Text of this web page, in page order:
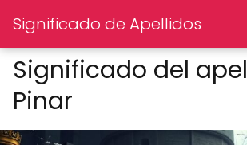
Significado de Apellidos
Significado del
Pinar